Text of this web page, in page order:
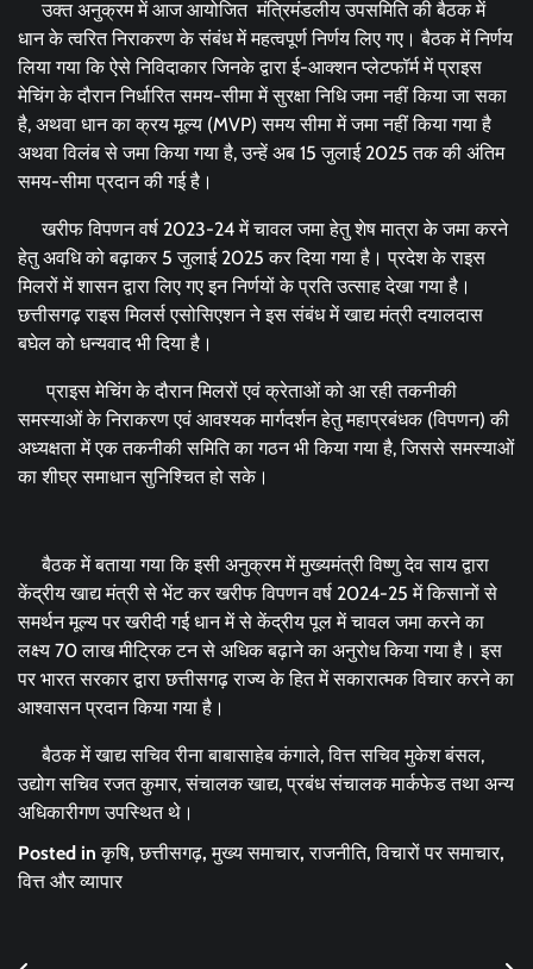
उक्त अनुक्रम में आज आयोजित मंत्रिमंडलीय उपसमिति की बैठक में
धान के त्वरित निराकरण के संबंध में महत्वपूर्ण निर्णय लिए गए। बैठक में निर्णय
लिया गया कि ऐसे निविदाकार जिनके द्वारा ई-आक्शन प्लेटफॉर्म में प्राइस
मेचिंग के दौरान निर्धारित समय-सीमा में सुरक्षा निधि जमा नहीं किया जा सका
है, अथवा धान का क्रय मूल्य (MVP) समय सीमा में जमा नहीं किया गया है
अथवा विलंब से जमा किया गया है, उन्हें अब 15 जुलाई 2025 तक की अंतिम
समय-सीमा प्रदान की गई है।
खरीफ विपणन वर्ष 2023-24 में चावल जमा हेतु शेष मात्रा के जमा करने
हेतु अवधि को बढ़ाकर 5 जुलाई 2025 कर दिया गया है। प्रदेश के राइस
मिलरों में शासन द्वारा लिए गए इन निर्णयों के प्रति उत्साह देखा गया है।
छत्तीसगढ़ राइस मिलर्स एसोसिएशन ने इस संबंध में खाद्य मंत्री दयालदास
बघेल को धन्यवाद भी दिया है।
प्राइस मेचिंग के दौरान मिलरों एवं क्रेताओं को आ रही तकनीकी
समस्याओं के निराकरण एवं आवश्यक मार्गदर्शन हेतु महाप्रबंधक (विपणन) की
अध्यक्षता में एक तकनीकी समिति का गठन भी किया गया है, जिससे समस्याओं
का शीघ्र समाधान सुनिश्चित हो सके।
बैठक में बताया गया कि इसी अनुक्रम में मुख्यमंत्री विष्णु देव साय द्वारा
केंद्रीय खाद्य मंत्री से भेंट कर खरीफ विपणन वर्ष 2024-25 में किसानों से
समर्थन मूल्य पर खरीदी गई धान में से केंद्रीय पूल में चावल जमा करने का
लक्ष्य 70 लाख मीट्रिक टन से अधिक बढ़ाने का अनुरोध किया गया है। इस
पर भारत सरकार द्वारा छत्तीसगढ़ राज्य के हित में सकारात्मक विचार करने का
आश्वासन प्रदान किया गया है।
बैठक में खाद्य सचिव रीना बाबासाहेब कंगाले, वित्त सचिव मुकेश बंसल,
उद्योग सचिव रजत कुमार, संचालक खाद्य, प्रबंध संचालक मार्कफेड तथा अन्य
अधिकारीगण उपस्थित थे।
Posted inकृषि,छत्तीसगढ़,मुख्य समाचार,राजनीति,विचारों पर समाचार,
वित्त और व्यापार